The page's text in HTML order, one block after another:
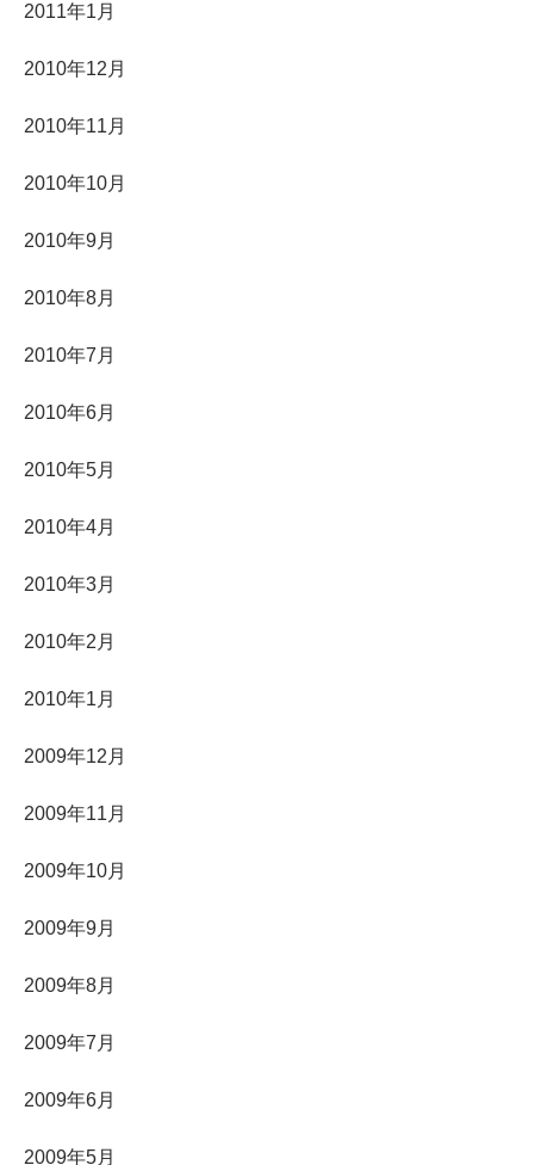
2011年1月
2010年12月
2010年11月
2010年10月
2010年9月
2010年8月
2010年7月
2010年6月
2010年5月
2010年4月
2010年3月
2010年2月
2010年1月
2009年12月
2009年11月
2009年10月
2009年9月
2009年8月
2009年7月
2009年6月
2009年5月